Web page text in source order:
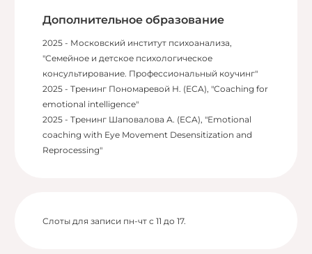
Дополнительное образование
2025 - Московский институт психоанализа,
"Семейное и детское психологическое
консультирование. Профессиональный коучинг"
2025 - Тренинг Пономаревой Н. (ECA), "Coaching for
emotional intelligence"
2025 - Тренинг Шаповалова А. (ECA), "Emotional
coaching with Eye Movement Desensitization and
Reprocessing"
Слоты для записи пн-чт с 11 до 17.